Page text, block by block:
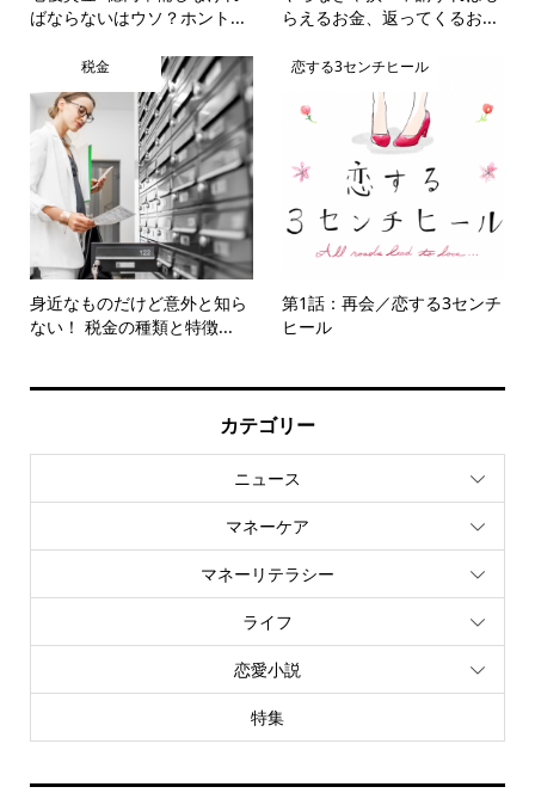
ばならないはウソ？ホント...
らえるお金、返ってくるお...
税金
身近なものだけど意外と知ら
ない！ 税金の種類と特徴...
恋する3センチヒール
第1話：再会／恋する3センチ
ヒール
カテゴリー
ニュース
マネーケア
マネーリテラシー
ライフ
恋愛小説
特集